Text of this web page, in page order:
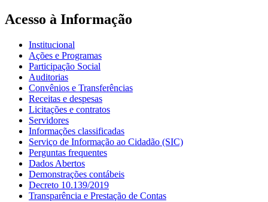
Acesso à Informação
Institucional
Ações e Programas
Participação Social
Auditorias
Convênios e Transferências
Receitas e despesas
Licitações e contratos
Servidores
Informações classificadas
Serviço de Informação ao Cidadão (SIC)
Perguntas frequentes
Dados Abertos
Demonstrações contábeis
Decreto 10.139/2019
Transparência e Prestação de Contas